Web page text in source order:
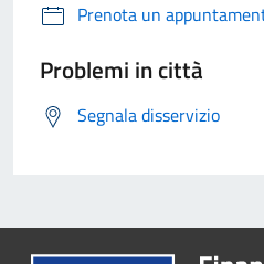
Prenota un
Problemi in città
Segnala disservizio